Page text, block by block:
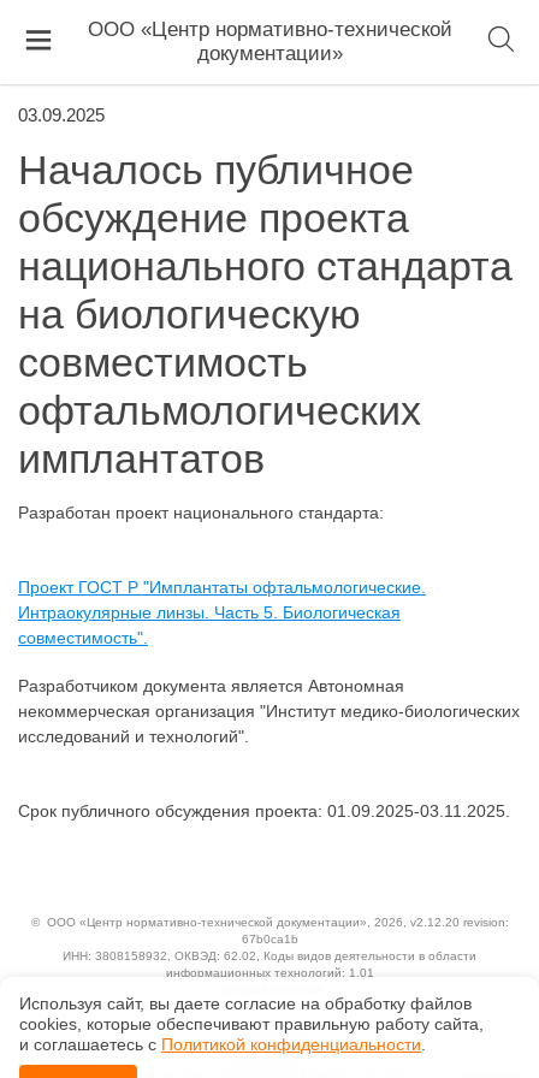
ООО «Центр нормативно-технической
документации»
03.09.2025
Началось публичное
обсуждение проекта
национального стандарта
на биологическую
совместимость
офтальмологических
имплантатов
Разработан проект национального стандарта:
Проект ГОСТ Р "Имплантаты офтальмологические.
Интраокулярные линзы. Часть 5. Биологическая
совместимость".
Разработчиком документа является Автономная
некоммерческая организация "Институт медико-биологических
исследований и технологий".
Срок публичного обсуждения проекта: 01.09.2025-03.11.2025.
© ООО «Центр нормативно-технической документации» , 2026, v2.12.20 revision:
67b0ca1b
ИНН: 3808158932, ОКВЭД: 62.02, Коды видов деятельности в области
информационных технологий: 1.01
Технологии
Исключительные авторские и смежные права принадлежат АО «Кодекс».
Положение по обработке и защите персональных данных
Используя сайт, вы даете согласие на обработку файлов
сооkiеs, которые обеспечивают правильную работу сайта,
и соглашаетесь с Политикой конфиденциальности